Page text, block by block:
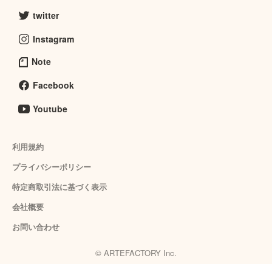
twitter
Instagram
Note
Facebook
Youtube
利用規約
プライバシーポリシー
特定商取引法に基づく表示
会社概要
お問い合わせ
© ARTEFACTORY Inc.